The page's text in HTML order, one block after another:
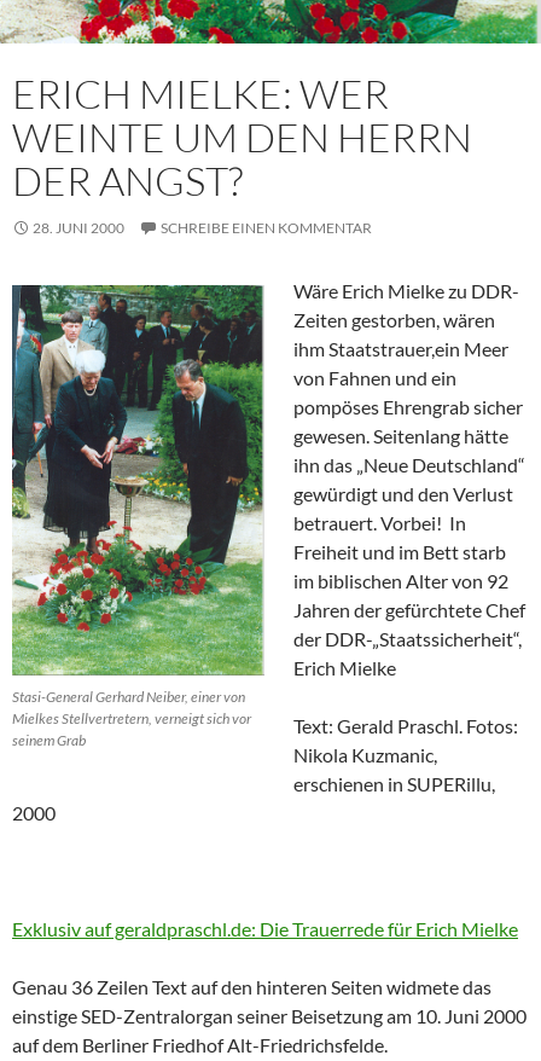
ERICH MIELKE: WER
WEINTE UM DEN HERRN
DER ANGST?
28. JUNI 2000 SCHREIBE EINEN KOMMENTAR
Stasi-General Gerhard Neiber, einer von
Mielkes Stellvertretern, verneigt sich vor
seinem Grab
Wäre Erich Mielke zu DDR-
Zeiten gestorben, wären
ihm Staatstrauer,ein Meer
von Fahnen und ein
pompöses Ehrengrab sicher
gewesen. Seitenlang hätte
ihn das „Neue Deutschland“
gewürdigt und den Verlust
betrauert. Vorbei! In
Freiheit und im Bett starb
im biblischen Alter von 92
Jahren der gefürchtete Chef
der DDR-„Staatssicherheit“,
Erich Mielke
Text: Gerald Praschl. Fotos:
Nikola Kuzmanic,
erschienen in SUPERillu,
2000
Exklusiv auf geraldpraschl.de: Die Trauerrede für Erich Mielke
Genau 36 Zeilen Text auf den hinteren Seiten widmete das
einstige SED-Zentralorgan seiner Beisetzung am 10. Juni 2000
auf dem Berliner Friedhof Alt-Friedrichsfelde.